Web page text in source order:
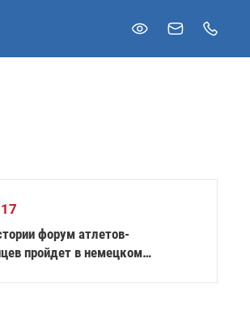
форум атлетов-
пройдет в немецком